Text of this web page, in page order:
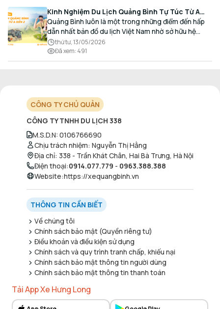
Kinh Nghiệm Du Lịch Quảng Bình Tự Túc Từ A
Đến Z Chi Tiết Nhất
Quảng Bình luôn là một trong những điểm đến hấp
dẫn nhất bản đồ du lịch Việt Nam nhờ sở hữu hệ
thống hang động kỳ vĩ, những bãi biển hoang sơ và
nét ẩm thực đậm đà bản sắc.
thứ tư, 13/05/2026
Đã xem: 491
CÔNG TY CHỦ QUẢN
CÔNG TY TNHH DU LỊCH 338
M.S.D.N: 0106766690
Chịu trách nhiệm: Nguyễn Thị Hằng
Địa chỉ: 338 - Trần Khát Chân, Hai Bà Trưng, Hà Nội
Điện thoại:0914.077.779 - 0963.388.388
Website:https://xequangbinh.vn
THÔNG TIN CẦN BIẾT
Về chúng tôi
Chính sách bảo mật (Quyền riêng tư)
Điều khoản và điều kiện sử dụng
Chính sách và quy trình tranh chấp, khiếu nại
Chính sách bảo mật thông tin người dùng
Chính sách bảo mật thông tin thanh toán
Tải App Xe Hưng Long